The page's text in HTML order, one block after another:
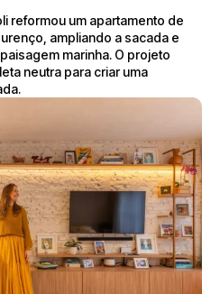
reformou um apartamento de
ampliando a sacada e
marinha. O projeto
neutra para criar uma